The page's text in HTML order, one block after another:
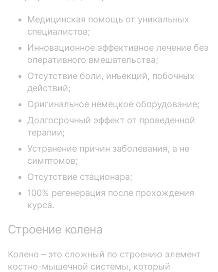
Медицинская помощь от уникальных
специалистов;
Инновационное эффективное лечение без
оперативного вмешательства;
Отсутствие боли, инъекций, побочных
действий;
Оригинальное немецкое оборудование;
Долгосрочный эффект от проведенной
терапии;
Устранение причин заболевания, а не
симптомов;
Отсутствие стационара;
100% регенерация после прохождения
курса.
Cтроение колена
Колено – это сложный по строению элемент
костно-мышечной системы, который